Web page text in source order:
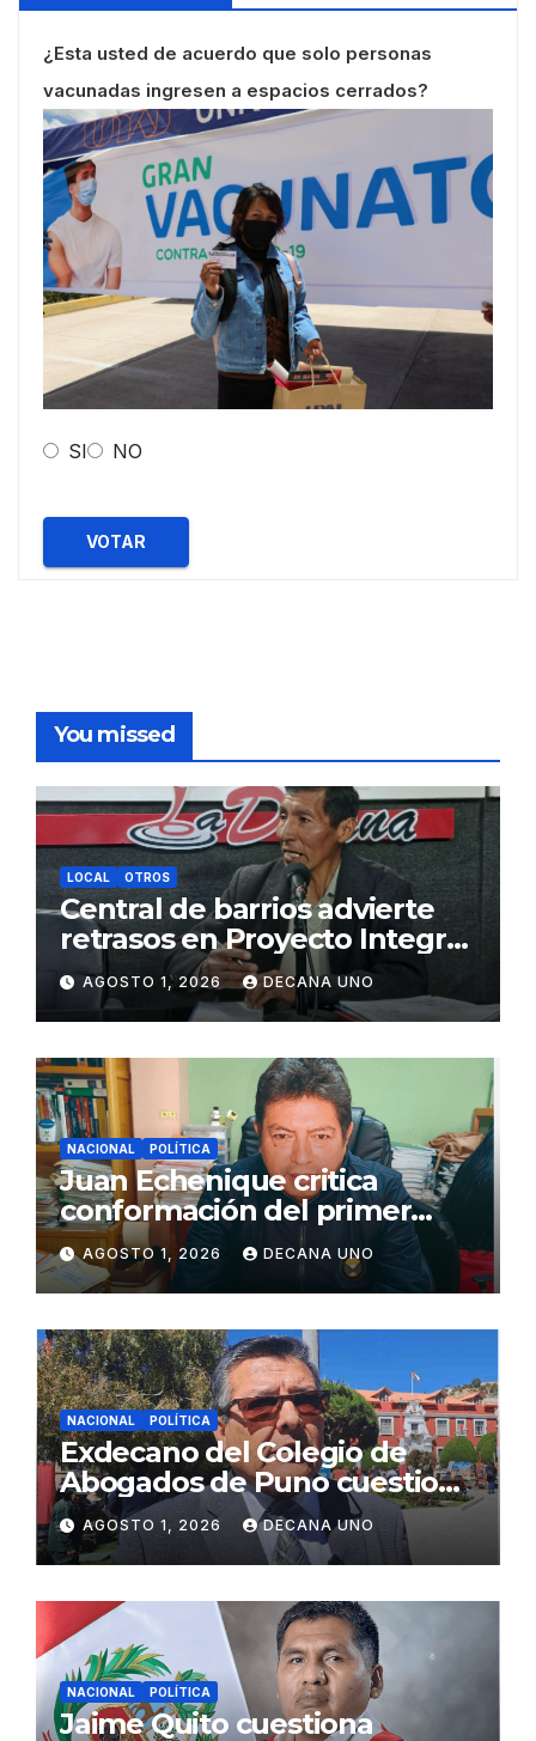
¿Esta usted de acuerdo que solo personas
vacunadas ingresen a espacios cerrados?
SI NO
VOTAR
You missed
LOCAL OTROS
Central de barrios advierte
retrasos en Proyecto Integral
de Agua y Alcantarillado para
Juliaca
AGOSTO 1, 2026 DECANA UNO
NACIONAL POLÍTICA
Juan Echenique critica
conformación del primer
gabinete ministerial de Keiko
Fujimori
AGOSTO 1, 2026 DECANA UNO
NACIONAL POLÍTICA
Exdecano del Colegio de
Abogados de Puno cuestiona
propuestas sobre seguridad
ciudadana
AGOSTO 1, 2026 DECANA UNO
NACIONAL POLÍTICA
Jaime Quito cuestiona